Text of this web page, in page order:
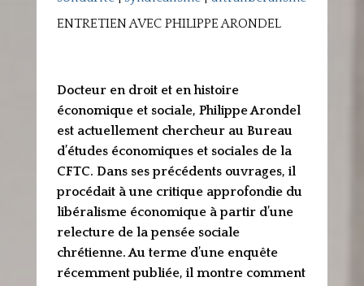
ENTRETIEN AVEC PHILIPPE ARONDEL
Docteur en droit et en histoire
économique et sociale, Philippe Arondel
est actuellement chercheur au Bureau
d’études économiques et sociales de la
CFTC. Dans ses précédents ouvrages, il
procédait à une critique approfondie du
libéralisme économique à partir d’une
relecture de la pensée sociale
chrétienne. Au terme d’une enquête
récemment publiée, il montre comment